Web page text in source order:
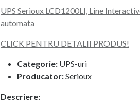
UPS Serioux LCD1200LI, Line
automata
CLICK PENTRU DETALII PRODUS!
Categorie: UPS-uri
Producator:Serioux
Descriere: